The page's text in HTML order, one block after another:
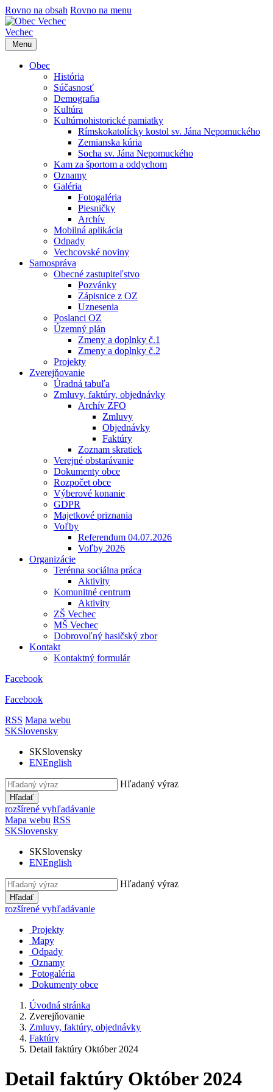
Rovno na obsah Rovno na menu
Vechec
Menu
Obec
História
Súčasnosť
Demografia
Kultúra
Kultúrnohistorické pamiatky
Rímskokatolícky kostol sv. Jána Nepomuckého
Zemianska kúria
Socha sv. Jána Nepomuckého
Kam za športom a oddychom
Oznamy
Galéria
Fotogaléria
Piesničky
Archív
Mobilná aplikácia
Odpady
Vechcovské noviny
Samospráva
Obecné zastupiteľstvo
Pozvánky
Zápisnice z OZ
Uznesenia
Poslanci OZ
Územný plán
Zmeny a doplnky č.1
Zmeny a doplnky č.2
Projekty
Zverejňovanie
Úradná tabuľa
Zmluvy, faktúry, objednávky
Archív ZFO
Zmluvy
Objednávky
Faktúry
Zoznam skratiek
Verejné obstarávanie
Dokumenty obce
Rozpočet obce
Výberové konanie
GDPR
Majetkové priznania
Voľby
Referendum 04.07.2026
Voľby 2026
Organizácie
Terénna sociálna práca
Aktivity
Komunitné centrum
Aktivity
ZŠ Vechec
MŠ Vechec
Dobrovoľný hasičský zbor
Kontakt
Kontaktný formulár
Facebook
Facebook
RSS Mapa webu
SKSlovensky
SKSlovensky
ENEnglish
Hľadaný výraz
Hľadať
rozšírené vyhľadávanie
Mapa webu RSS
SKSlovensky
SKSlovensky
ENEnglish
Hľadaný výraz
Hľadať
rozšírené vyhľadávanie
Projekty
Mapy
Odpady
Oznamy
Fotogaléria
Dokumenty obce
Úvodná stránka
Zverejňovanie
Zmluvy, faktúry, objednávky
Faktúry
Detail faktúry Október 2024
Detail faktúry Október 2024